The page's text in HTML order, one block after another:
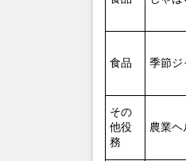
食品 季節ジ
その
他役
務
農業ヘ